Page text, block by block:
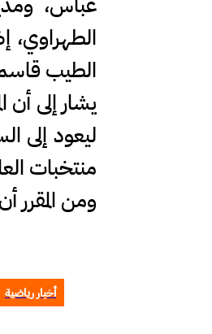
الطهراوي،
الطيب
يشار إلى أن
منتخبات
ومن المقرر
أخبار رياضية